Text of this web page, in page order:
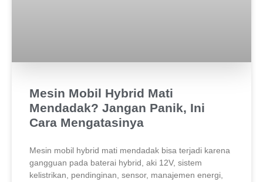
Mesin Mobil Hybrid Mati
Mendadak? Jangan Panik, Ini
Cara Mengatasinya
Mesin mobil hybrid mati mendadak bisa terjadi karena
gangguan pada baterai hybrid, aki 12V, sistem
kelistrikan, pendinginan, sensor, manajemen energi,